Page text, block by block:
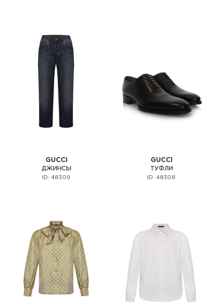
GUCCI
ДЖИНСЫ
ID: 48309
GUCCI
ТУФЛИ
ID: 48308